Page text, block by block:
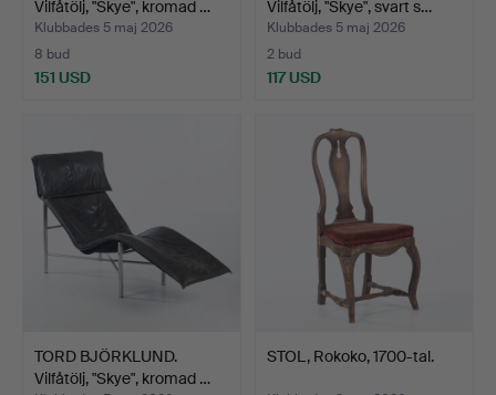
Vilfåtölj, "Skye", kromad …
Klubbades 5 maj 2026
8 bud
151 USD
Vilfåtölj, "Skye", svart s…
Klubbades 5 maj 2026
2 bud
117 USD
TORD BJÖRKLUND.
Vilfåtölj, "Skye", kromad …
STOL, Rokoko, 1700-tal.